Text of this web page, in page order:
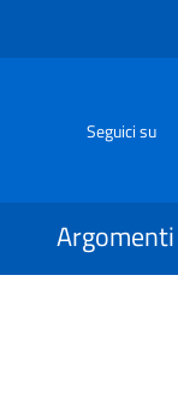
Seguici su
Argomenti